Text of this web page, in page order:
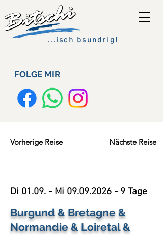
...isch bsundrig!
FOLGE MIR
Vorherige Reise Nächste Reise
Di 01.09. - Mi 09.09.2026 - 9 Tage
Burgund & Bretagne &
Normandie & Loiretal &